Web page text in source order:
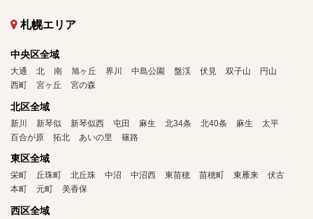
札幌エリア
中央区全域
大通 北 南 旭ヶ丘 界川 中島公園 盤渓 伏見 双子山
円山
西町
宮ヶ丘 宮の森
北区全域
新川 新琴似 新琴似西 屯田 麻生 北34条 北40条 麻生
太平
百合が原
拓北 あいの里 篠路
東区全域
栄町 丘珠町 北丘珠 中沼 中沼西 東苗穂 苗穂町 東雁来
伏古
本町
元町 美香保
西区全域